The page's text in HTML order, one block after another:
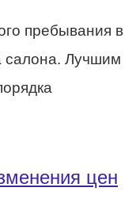
пребывания в
салона. Лучшим
цен